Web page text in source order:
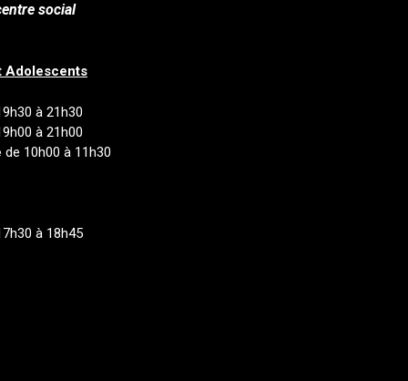
social
Adolescents
à 21h30
à 21h00
de 10h00 à 11h30
à 18h45